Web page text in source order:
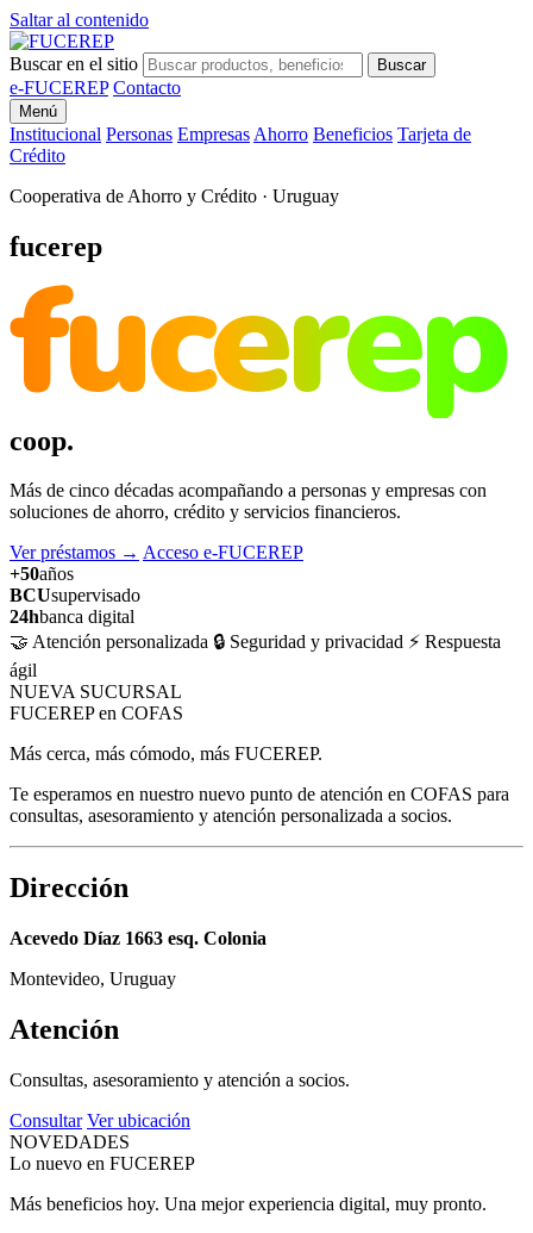
Saltar al contenido
Buscar en el sitio Buscar
e-FUCEREP Contacto
Menú
Institucional Personas Empresas Ahorro Beneficios Tarjeta de
Crédito
Cooperativa de Ahorro y Crédito · Uruguay
fucerep
fucerep
coop.
Más de cinco décadas acompañando a personas y empresas con
soluciones de ahorro, crédito y servicios financieros.
Ver préstamos → Acceso e-FUCEREP
+50años
BCUsupervisado
24hbanca digital
🤝 Atención personalizada 🔒 Seguridad y privacidad ⚡ Respuesta
ágil
NUEVA SUCURSAL
FUCEREP en COFAS
Más cerca, más cómodo, más FUCEREP.
Te esperamos en nuestro nuevo punto de atención en COFAS para
consultas, asesoramiento y atención personalizada a socios.
Dirección
Acevedo Díaz 1663 esq. Colonia
Montevideo, Uruguay
Atención
Consultas, asesoramiento y atención a socios.
Consultar Ver ubicación
NOVEDADES
Lo nuevo en FUCEREP
Más beneficios hoy. Una mejor experiencia digital, muy pronto.